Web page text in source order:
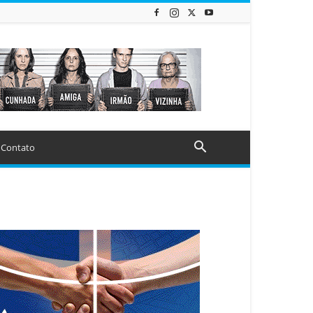
Contato